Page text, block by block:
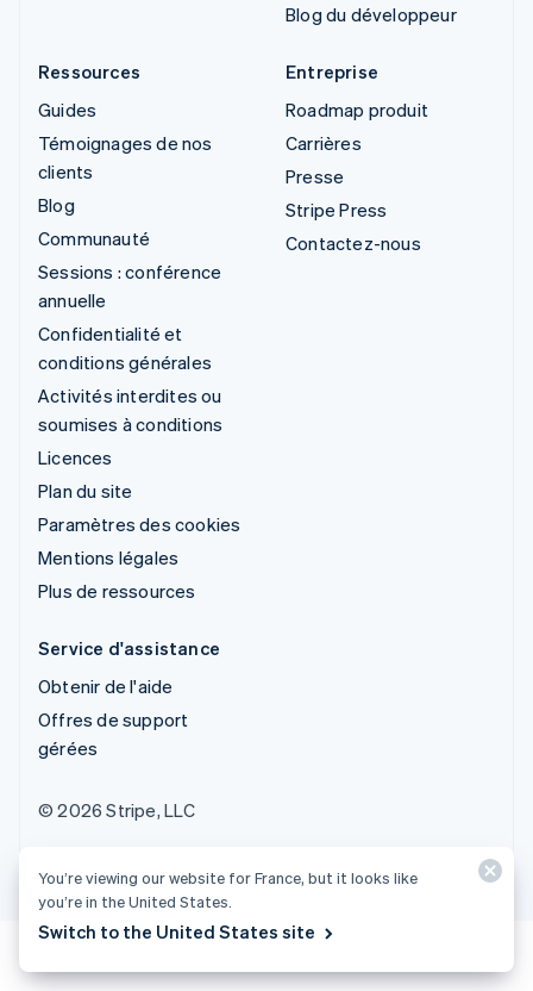
Blog du développeur
Ressources
Guides
Témoignages de nos
clients
Blog
Communauté
Sessions : conférence
annuelle
Confidentialité et
conditions générales
Activités interdites ou
soumises à conditions
Licences
Plan du site
Paramètres des cookies
Mentions légales
Plus de ressources
Entreprise
Roadmap produit
Carrières
Presse
Stripe Press
Contactez-nous
Service d'assistance
Obtenir de l'aide
Offres de support
gérées
© 2026 Stripe, LLC
You’re viewing our website for France, but it looks like
you’re in the United States.
Switch to the United States site